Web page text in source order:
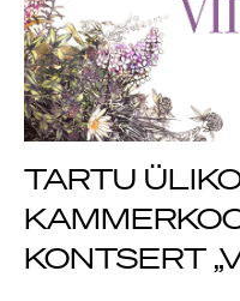
TARTU
KONTSERT